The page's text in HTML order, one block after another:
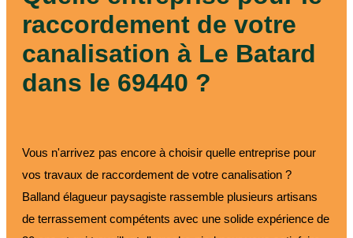
raccordement de votre
canalisation à Le Batard
dans le 69440 ?
Vous n'arrivez pas encore à choisir quelle entreprise pour
vos travaux de raccordement de votre canalisation ?
Balland élagueur paysagiste rassemble plusieurs artisans
de terrassement compétents avec une solide expérience de